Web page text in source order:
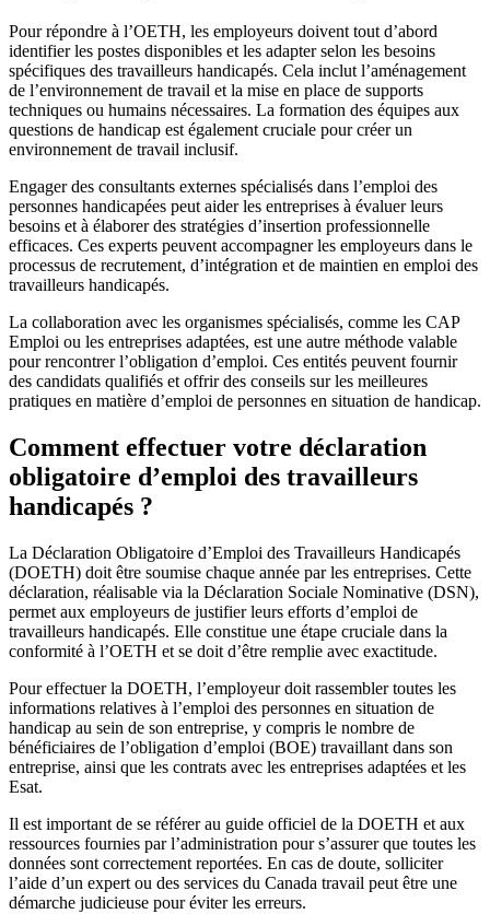
Pour répondre à l’OETH, les employeurs doivent tout d’abord
identifier les postes disponibles et les adapter selon les besoins
spécifiques des travailleurs handicapés. Cela inclut l’aménagement
de l’environnement de travail et la mise en place de supports
techniques ou humains nécessaires. La formation des équipes aux
questions de handicap est également cruciale pour créer un
environnement de travail inclusif.
Engager des consultants externes spécialisés dans l’emploi des
personnes handicapées peut aider les entreprises à évaluer leurs
besoins et à élaborer des stratégies d’insertion professionnelle
efficaces. Ces experts peuvent accompagner les employeurs dans le
processus de recrutement, d’intégration et de maintien en emploi des
travailleurs handicapés.
La collaboration avec les organismes spécialisés, comme les CAP
Emploi ou les entreprises adaptées, est une autre méthode valable
pour rencontrer l’obligation d’emploi. Ces entités peuvent fournir
des candidats qualifiés et offrir des conseils sur les meilleures
pratiques en matière d’emploi de personnes en situation de handicap.
Comment effectuer votre déclaration
obligatoire d’emploi des travailleurs
handicapés ?
La Déclaration Obligatoire d’Emploi des Travailleurs Handicapés
(DOETH) doit être soumise chaque année par les entreprises. Cette
déclaration, réalisable via la Déclaration Sociale Nominative (DSN),
permet aux employeurs de justifier leurs efforts d’emploi de
travailleurs handicapés. Elle constitue une étape cruciale dans la
conformité à l’OETH et se doit d’être remplie avec exactitude.
Pour effectuer la DOETH, l’employeur doit rassembler toutes les
informations relatives à l’emploi des personnes en situation de
handicap au sein de son entreprise, y compris le nombre de
bénéficiaires de l’obligation d’emploi (BOE) travaillant dans son
entreprise, ainsi que les contrats avec les entreprises adaptées et les
Esat.
Il est important de se référer au guide officiel de la DOETH et aux
ressources fournies par l’administration pour s’assurer que toutes les
données sont correctement reportées. En cas de doute, solliciter
l’aide d’un expert ou des services du Canada travail peut être une
démarche judicieuse pour éviter les erreurs.